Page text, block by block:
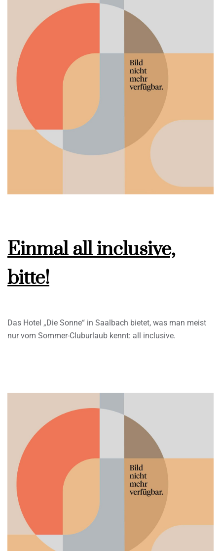
Einmal all inclusive,
bitte!
Das Hotel „Die Sonne“ in Saalbach bietet, was man meist
nur vom Sommer-Cluburlaub kennt: all inclusive.